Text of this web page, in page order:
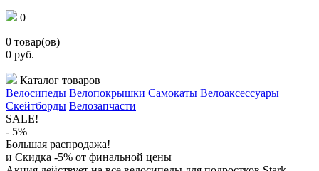
0
0 товар(ов)
0 руб.
Каталог товаров
Велосипеды Велопокрышки Самокаты Велоаксессуары
Скейтборды Велозапчасти
SALE!
- 5%
Большая распродажа!
и Скидка -5% от финальной цены